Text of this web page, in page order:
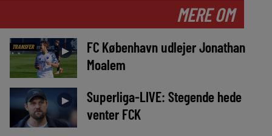
MERE OM
TRANSFER ►
FC København udlejer Jonathan
Moalem
►
Superliga-LIVE: Stegende hede
venter FCK